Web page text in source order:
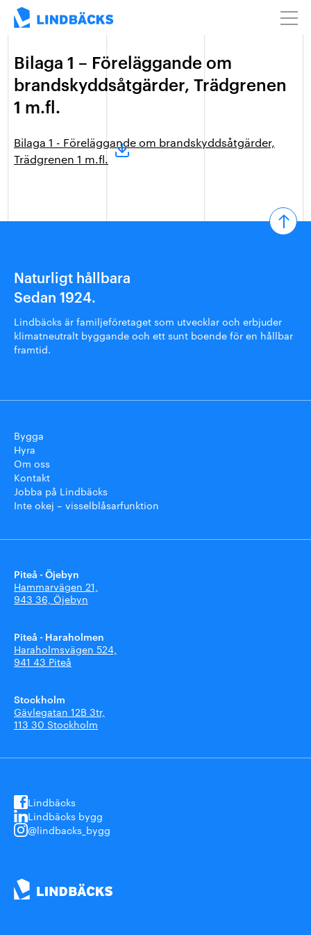
Bilaga 1 – Föreläggande om
brandskyddsåtgärder, Trädgrenen
1 m.fl.
Bilaga 1 - Föreläggande om brandskyddsåtgärder,
Trädgrenen 1 m.fl.
Naturligt hållbara
Sedan 1924.
Lindbäcks är familjeföretaget som utvecklar och erbjuder
klimatneutralt byggande och ett sunt boende för en hållbar
framtid.
Bygga
Hyra
Om oss
Kontakt
Jobba på Lindbäcks
Inte okej – visselblåsarfunktion
Piteå - Öjebyn
Hammarvägen 21,
943 36, Öjebyn
Piteå - Haraholmen
Haraholmsvägen 524,
941 43 Piteå
Stockholm
Gävlegatan 12B 3tr,
113 30 Stockholm
Lindbäcks
Lindbäcks bygg
@lindbacks_bygg